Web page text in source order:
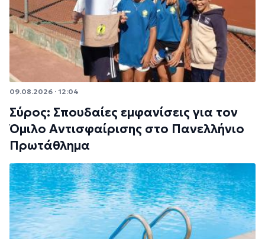
09.08.2026 · 12:04
Σύρος: Σπουδαίες εμφανίσεις για τον
Όμιλο Αντισφαίρισης στο Πανελλήνιο
Πρωτάθλημα